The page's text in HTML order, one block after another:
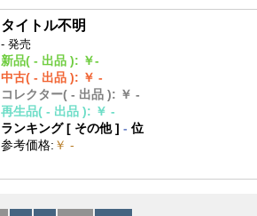
タイトル不明
- 発売
新品( - 出品 ): ￥-
中古( - 出品 ): ￥ -
コレクター( - 出品 ): ￥ -
再生品( - 出品 ): ￥ -
ランキング [ その他]- 位
参考価格: ￥ -